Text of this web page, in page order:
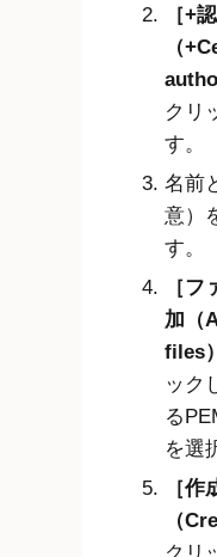
+
（
クリ
す。
名前
意）
す。
フ
加（
files
ック
る
を選
作
（